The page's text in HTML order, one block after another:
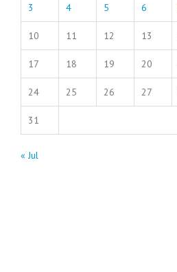
3 4 5 6
10 11 12 13
17 18 19 20
24 25 26 27
31
« Jul